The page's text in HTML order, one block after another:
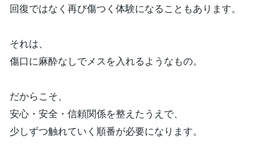
回復ではなく再び傷つく体験になることもあります。
それは、
傷口に麻酔なしでメスを入れるようなもの。
だからこそ、
安心・安全・信頼関係を整えたうえで、
少しずつ触れていく順番が必要になります。